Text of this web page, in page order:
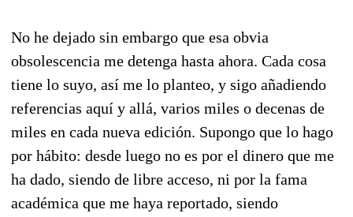
No he dejado sin embargo que esa obvia
obsolescencia me detenga hasta ahora. Cada cosa
tiene lo suyo, así me lo planteo, y sigo añadiendo
referencias aquí y allá, varios miles o decenas de
miles en cada nueva edición. Supongo que lo hago
por hábito: desde luego no es por el dinero que me
ha dado, siendo de libre acceso, ni por la fama
académica que me haya reportado, siendo